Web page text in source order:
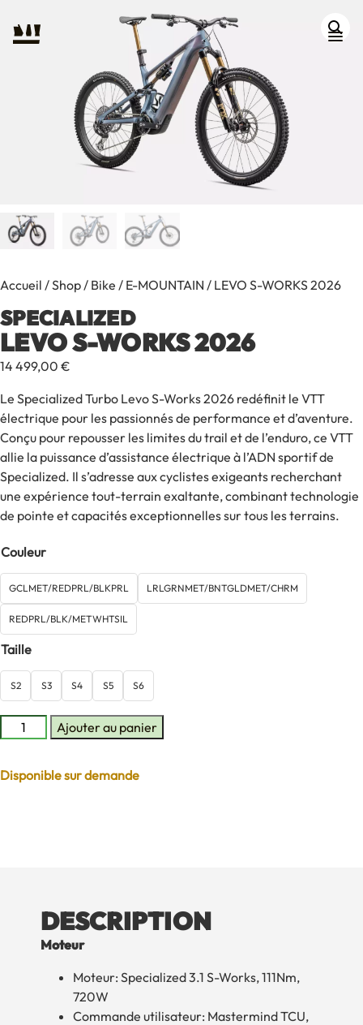
Contact
Accueil /Shop / Bike / E-MOUNTAIN / LEVO S-WORKS 2026
SPECIALIZED
LEVO S-WORKS 2026
14 499,00 €
Le Specialized Turbo Levo S-Works 2026 redéfinit le VTT
électrique pour les passionnés de performance et d’aventure.
Conçu pour repousser les limites du trail et de l’enduro, ce VTT
allie la puissance d’assistance électrique à l’ADN sportif de
Specialized. Il s’adresse aux cyclistes exigeants recherchant
une expérience tout-terrain exaltante, combinant technologie
de pointe et capacités exceptionnelles sur tous les terrains.
Couleur
GCLMET/REDPRL/BLKPRL LRLGRNMET/BNTGLDMET/CHRM
REDPRL/BLK/METWHTSIL
Taille
S2 S3 S4 S5 S6
quantité
de
S-
Ajouter au panier
Disponible sur demande
DESCRIPTION
Moteur
Moteur: Specialized 3.1 S-Works, 111Nm,
720W
Commande utilisateur: Mastermind TCU,